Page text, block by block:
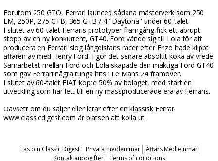
Förutom 250 GTO, Ferrari launced sådana mästerverk som 250
LM, 250P, 275 GTB, 365 GTB / 4 "Daytona" under 60-talet
I slutet av 60-talet Ferraris prototyper framgång fick ett abrupt
stopp av en ny konkurrent, GT40. Ford vände sig till Lola för att
producera en Ferrari slog långdistans racer efter Enzo hade klippt
affären av med Henry Ford II gör det senare absolut koka av vrede.
Samarbetet mellan Ford och Lola skapade den mäktiga Ford GT40
som gav Ferrari några tunga hits i Le Mans 24 framöver.
I slutet av 60-talet FIAT köpte 50% av bolaget, med start en
utveckling som har lett till en ny massproducerade era av Ferraris.
Oavsett om du säljer eller letar efter en klassisk Ferrari
www.classicdigest.com är platsen att kolla ut.
Läs om Classic Digest Privata medlemmar
Affärs Medlemmar
Kontaktauppgifter
Terms of conditions